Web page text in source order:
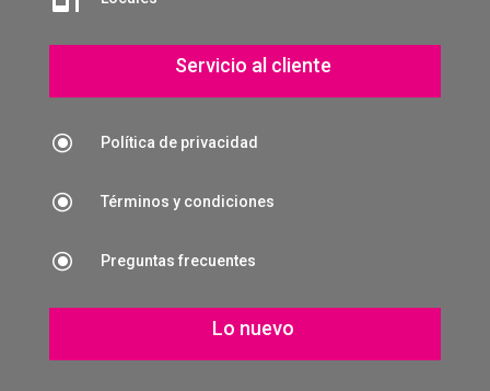
Servicio al cliente
\ Política de privacidad
\ Términos y condiciones
\ Preguntas frecuentes
Lo nuevo